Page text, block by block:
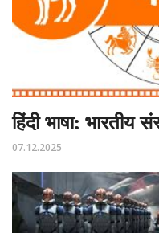
हिंदी भाषा: भारतीय
07.12.2025